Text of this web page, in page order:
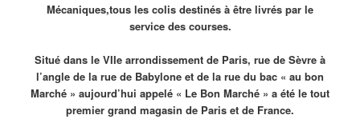
Mécaniques,tous les colis destinés à être livrés par le
service des courses.
Situé dans le VIIe arrondissement de Paris, rue de Sèvre à
l’angle de la rue de Babylone et de la rue du bac « au bon
Marché » aujourd’hui appelé « Le Bon Marché » a été le tout
premier grand magasin de Paris et de France.